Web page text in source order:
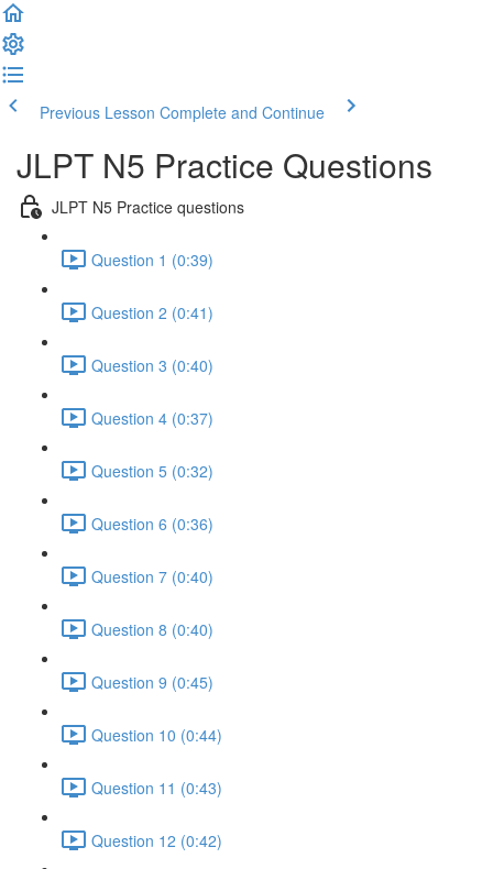
Previous Lesson Complete and Continue
JLPT N5 Practice Questions
JLPT N5 Practice questions
Question 1 (0:39)
Question 2 (0:41)
Question 3 (0:40)
Question 4 (0:37)
Question 5 (0:32)
Question 6 (0:36)
Question 7 (0:40)
Question 8 (0:40)
Question 9 (0:45)
Question 10 (0:44)
Question 11 (0:43)
Question 12 (0:42)